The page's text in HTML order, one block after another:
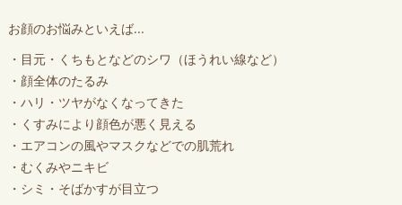
お顔のお悩みといえば...
・目元・くちもとなどのシワ（ほうれい線など）
・顔全体のたるみ
・ハリ・ツヤがなくなってきた
・くすみにより顔色が悪く見える
・エアコンの風やマスクなどでの肌荒れ
・むくみやニキビ
・シミ・そばかすが目立つ